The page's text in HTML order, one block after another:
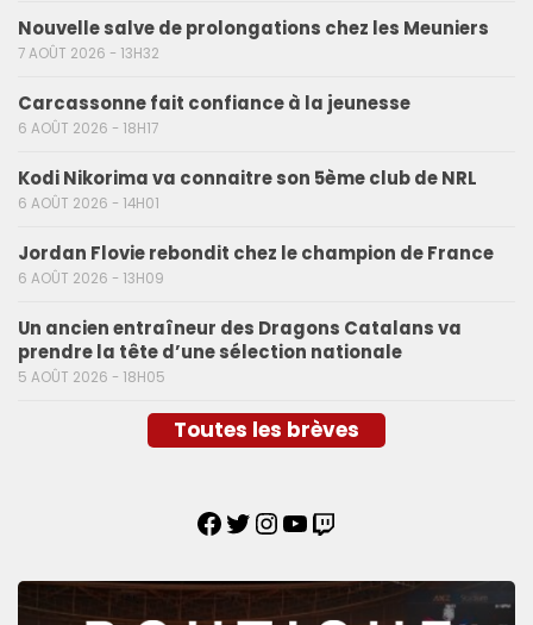
Nouvelle salve de prolongations chez les Meuniers
7 AOÛT 2026 - 13H32
Carcassonne fait confiance à la jeunesse
6 AOÛT 2026 - 18H17
Kodi Nikorima va connaitre son 5ème club de NRL
6 AOÛT 2026 - 14H01
Jordan Flovie rebondit chez le champion de France
6 AOÛT 2026 - 13H09
Un ancien entraîneur des Dragons Catalans va
prendre la tête d’une sélection nationale
5 AOÛT 2026 - 18H05
Toutes les brèves